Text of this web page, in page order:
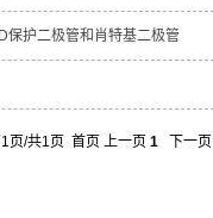
保护二极管和肖特基二极管
页/共1页 首页 上一页 1 下一